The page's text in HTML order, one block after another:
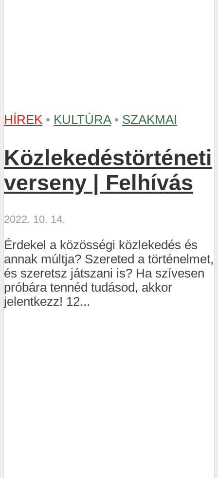
HÍREK • KULTÚRA • SZAKMAI
Közlekedéstörténeti
verseny | Felhívás
2022. 10. 14.
Érdekel a közösségi közlekedés és
annak múltja? Szereted a történelmet,
és szeretsz játszani is? Ha szívesen
próbára tennéd tudásod, akkor
jelentkezz! 12...